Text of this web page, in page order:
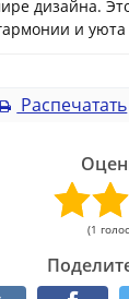
дизайна.
и
Распечатать
(1